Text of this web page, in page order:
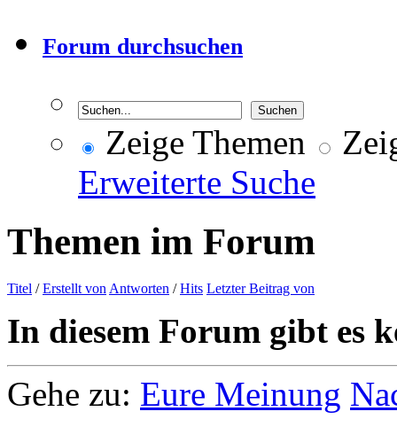
Forum durchsuchen
Zeige Themen
Erweiterte Suche
Themen im Forum
Titel /Erstellt von Antworten /Hits Letzter Beitrag von
In diesem Forum gibt es
Gehe zu: Eure Meinung